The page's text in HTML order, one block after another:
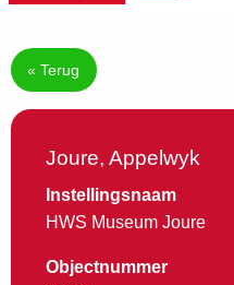
« Terug
Joure, Appelwyk
Instellingsnaam
HWS Museum Joure
Objectnummer